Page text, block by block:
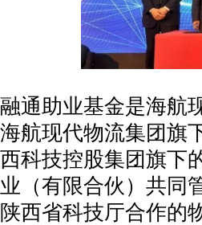
融通助业基金是海航
海航现代物流集团旗
西科技控股集团旗下
业（有限合伙）共同
陕西省科技厅合作的